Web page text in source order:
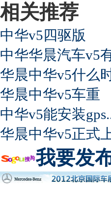
相关推荐
中华v5四驱版
中华华晨汽车v5
华晨中华v5什么
华晨中华v5车重
中华v5能安装
华晨中华v5正式
我要发